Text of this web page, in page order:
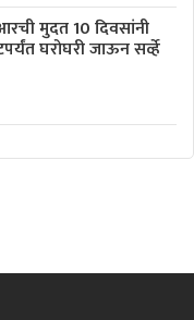
मुदत 10 दिवसांनी
घरोघरी जाऊन सर्व्हे